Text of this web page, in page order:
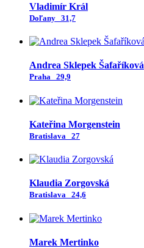
Vladimír Král
Doľany 31,7
Andrea Sklepek Šafaříková
Praha 29,9
Kateřina Morgenstein
Bratislava 27
Klaudia Zorgovská
Bratislava 24,6
Marek Mertinko